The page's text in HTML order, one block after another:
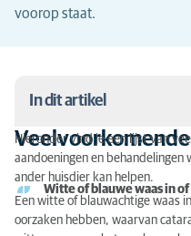
voorop staat.
In dit artikel
Veelvoorkomende
Moderne apparatuur
Behandeling en
Hieronder vind je een lijst van
aandoeningen en
ander huisdier kan helpen.
Witte of blauwe waas in
Een witte of blauwachtige waas
oorzaken hebben, waarvan